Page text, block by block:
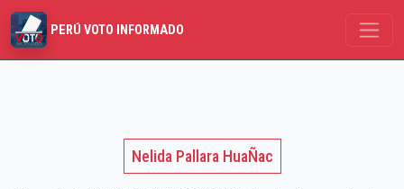
PERÚ VOTO INFORMADO
Nelida Pallara HuaÑac